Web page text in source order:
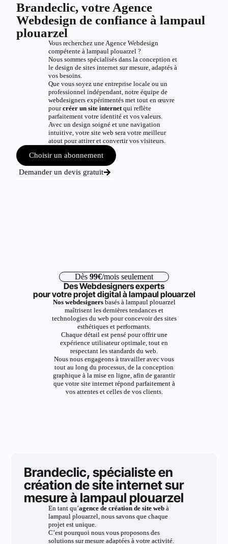
Brandeclic, votre Agence
Webdesign de confiance à lampaul
plouarzel
Vous recherchez une Agence Webdesign
compétente à lampaul plouarzel ?
Nous sommes spécialisés dans la conception et
le design de sites internet sur mesure, adaptés à
vos besoins.
Que vous soyez une entreprise locale ou un
professionnel indépendant, notre équipe de
webdesigners expérimentés met tout en œuvre
pourcréer un site internetqui reflète
parfaitement votre identité et vos valeurs.
Avec un design soigné et une navigation
intuitive, votre site web sera votre meilleur
atout pour attirer et convertir vos visiteurs.
Choisir un abonnement
Demander un devis gratuit
Dès 99€/mois seulement
Des Webdesigners experts
pour votre projet digital à lampaul plouarzel
Nos webdesignersbasés à lampaul plouarzel
maîtrisent les dernières tendances et
technologies du web pour concevoir des sites
esthétiques et performants.
Chaque détail est pensé pour offrir une
expérience utilisateur optimale, tout en
respectant les standards du web.
Nous nous engageons à travailler avec vous
tout au long du processus, de la conception
graphique à la mise en ligne, afin de garantir
que votre site internet répond parfaitement à
vos attentes et celles de vos clients.
Brandeclic, spécialiste en
création de site internet sur
mesure à lampaul plouarzel
En tant qu’agence de création de site webà
lampaul plouarzel, nous savons que chaque
projet est unique.
C’est pourquoi nous vous proposons des
solutions sur mesure adaptées à votre activité.